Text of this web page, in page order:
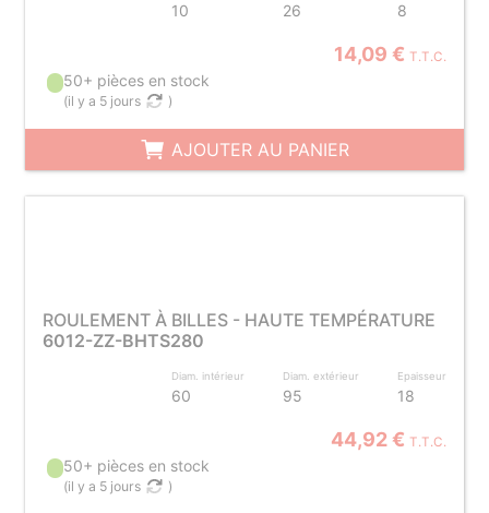
10 26 8
14,09 € T.T.C.
50+ pièces en stock
(il y a 5 jours )
AJOUTER AU PANIER
ROULEMENT À BILLES - HAUTE TEMPÉRATURE
6012-ZZ-BHTS280
Diam. intérieur
60
Diam. extérieur
95
Epaisseur
18
44,92 € T.T.C.
50+ pièces en stock
(il y a 5 jours )